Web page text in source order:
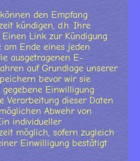
den Empfang
kündigen, d.h. Ihre
Link zur Kündigung
am Ende eines jeden
ausgetragenen E-
auf Grundlage unserer
bevor wir sie
Einwilligung
Verarbeitung dieser Daten
Abwehr von
individueller
möglich, sofern zugleich
Einwilligung bestätigt